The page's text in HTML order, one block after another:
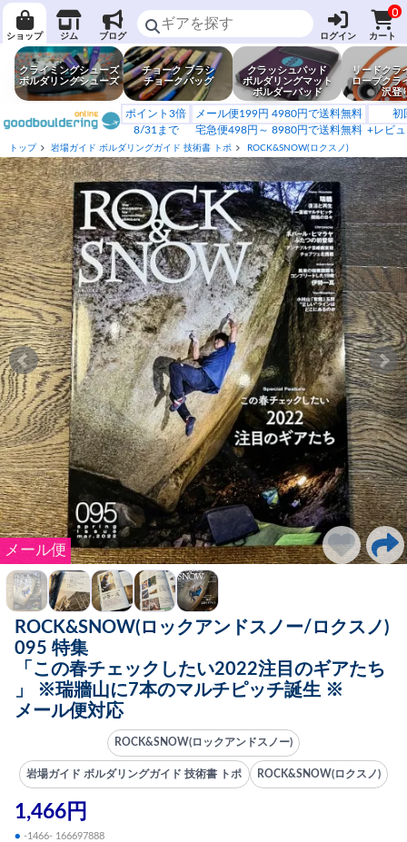
ショップ ジム ブログ ログイン
0
カート
クライミングシューズ
ボルダリングシューズ
チョーク ブラシ
チョークバッグ
クラッシュパッド
ボルダリングマット
ボルダーパッド
リードクラ
ロープクラ
沢登
ポイント3倍
8/31まで
メール便199円 4980円で送料無料
宅急便498円～ 8980円で送料無料
初
+レビ
トップ 岩場ガイド ボルダリングガイド 技術書 トポ ROCK&SNOW(ロクスノ)
メール便
ROCK&SNOW(ロックアンドスノー/ロクスノ)
095 特集
「この春チェックしたい2022注目のギアたち
」 ※瑞牆山に7本のマルチピッチ誕生 ※
メール便対応
ROCK&SNOW(ロックアンドスノー)
岩場ガイド ボルダリングガイド 技術書 トポ ROCK&SNOW(ロクスノ)
1,466円
● -1466- 166697888